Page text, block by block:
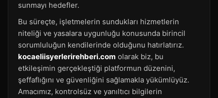
sunmayı hedefler.
Bu süreçte, işletmelerin sundukları hizmetlerin
niteliği ve yasalara uygunluğu konusunda birincil
sorumluluğun kendilerinde olduğunu hatırlatırız.
kocaeliisyerlerirehberi.com olarak biz, bu
etkileşimin gerçekleştiği platformun düzenini,
şeffaflığını ve güvenliğini sağlamakla yükümlüyüz.
Amacımız, kontrolsüz ve yanıltıcı bilgilerin